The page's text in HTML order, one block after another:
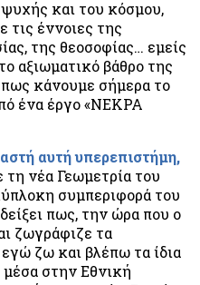
και του κόσμου,
τις έννοιες της
της θεοσοφίας… εμείς
αξιωματικό βάθρο της
κάνουμε σήμερα το
ένα έργο «ΝΕΚΡΑ
αυτή υπερεπιστήμη,
τη νέα Γεωμετρία του
συμπεριφορά του
πως, την ώρα που ο
ζωγράφιζε τα
ζω και βλέπω τα ίδια
στην Εθνική